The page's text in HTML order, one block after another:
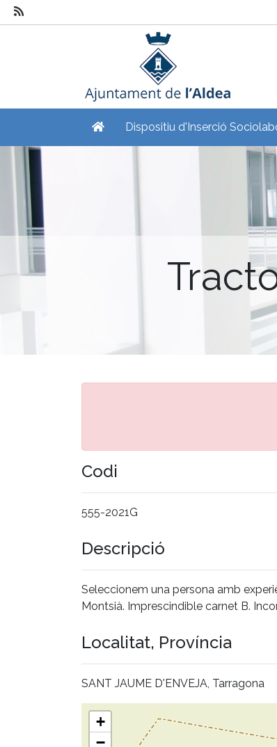
Dispositiu d'Inserció
Codi
555-2021G
Descripció
Seleccionem una persona amb
Montsià. Imprescindible carnet B.
Localitat, Província
SANT JAUME D'ENVEJA, Tarragona
+
−